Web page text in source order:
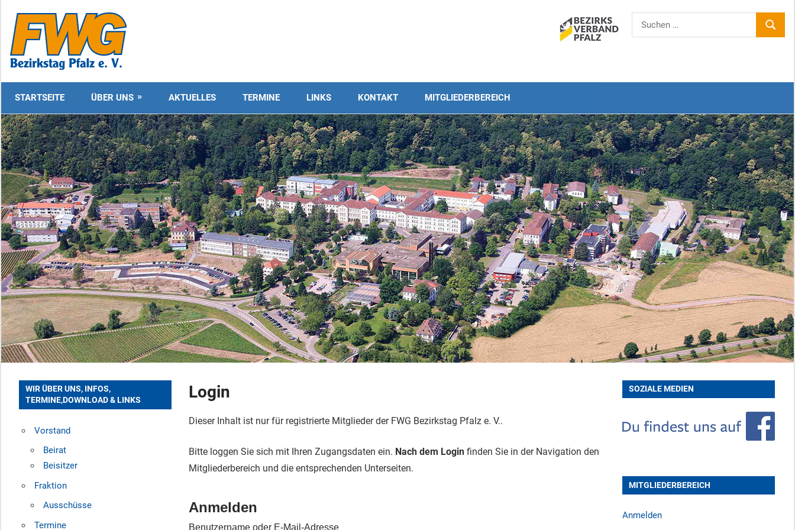
Inhalt
springen
Pfalz
Suchen
nach:
STARTSEITE ÜBER UNS AKTUELLES TERMINE LINKS KONTAKT MITGLIEDERBEREICH
Login
Dieser Inhalt ist nur für registrierte Mitglieder der FWG Bezirkstag Pfalz e. V..
Bitte loggen Sie sich mit Ihren Zugangsdaten ein. Nach dem Login finden Sie in der Navigation den
Mitgliederbereich und die entsprechenden Unterseiten.
Anmelden
Benutzername oder E-Mail-Adresse
WIR ÜBER UNS, INFOS,
TERMINE,DOWNLOAD & LINKS
Vorstand
Beirat
Beisitzer
Fraktion
Ausschüsse
Termine
SOZIALE MEDIEN
MITGLIEDERBEREICH
Anmelden